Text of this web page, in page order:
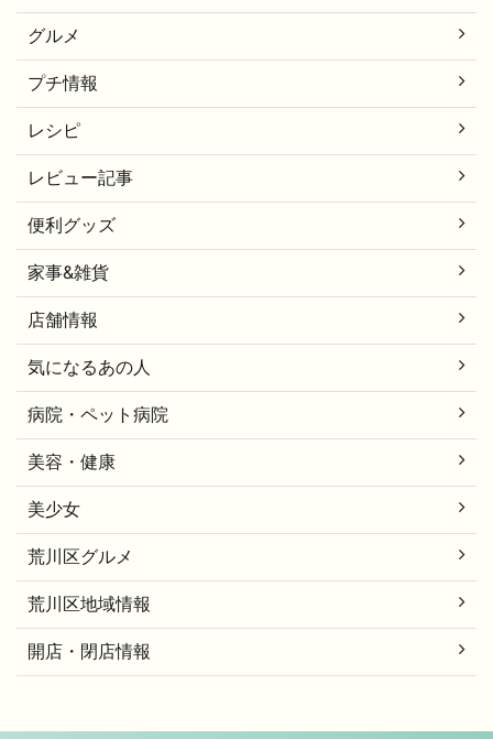
グルメ
プチ情報
レシピ
レビュー記事
便利グッズ
家事&雑貨
店舗情報
気になるあの人
病院・ペット病院
美容・健康
美少女
荒川区グルメ
荒川区地域情報
開店・閉店情報